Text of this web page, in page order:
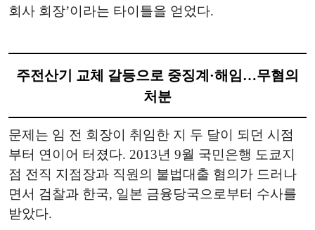
회사 회장’이라는 타이틀을 얻었다.
주전산기 교체 갈등으로 중징계·해임…무혐의
처분
문제는 임 전 회장이 취임한 지 두 달이 되던 시점
부터 연이어 터졌다. 2013년 9월 국민은행 도쿄지
점 전직 지점장과 직원의 불법대출 혐의가 드러나
면서 검찰과 한국, 일본 금융당국으로부터 수사를
받았다.